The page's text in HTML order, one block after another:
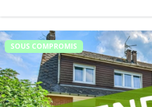
SOUS COMPROMIS